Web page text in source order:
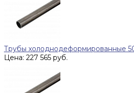
Трубы холоднодеформированные
Цена: 227 565 руб.